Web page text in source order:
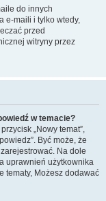
do innych
e-maili i tylko wtedy,
przed
witryny przez
w temacie?
„Nowy temat”,
Być może, że
Na dole
uprawnień użytkownika
tematy, Możesz dodawać